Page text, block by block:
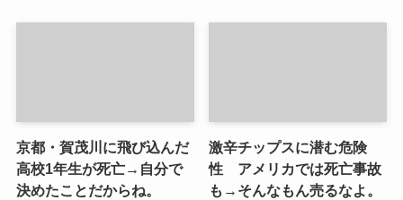
京都・賀茂川に飛び込んだ
高校1年生が死亡→自分で
決めたことだからね。
激辛チップスに潜む危険
性 アメリカでは死亡事故
も→そんなもん売るなよ。